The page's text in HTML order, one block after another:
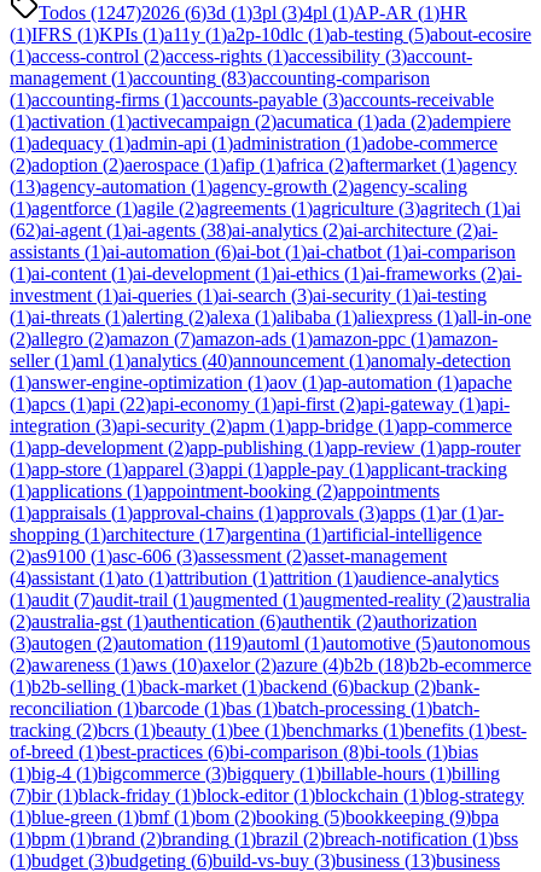
Todos (1247)2026 (6)3d (1)3pl (3)4pl (1)AP-AR (1)HR
(1)IFRS (1)KPIs (1)a11y (1)a2p-10dlc (1)ab-testing (5)about-ecosire
(1)access-control (2)access-rights (1)accessibility (3)account-
management (1)accounting (83)accounting-comparison
(1)accounting-firms (1)accounts-payable (3)accounts-receivable
(1)activation (1)activecampaign (2)acumatica (1)ada (2)adempiere
(1)adequacy (1)admin-api (1)administration (1)adobe-commerce
(2)adoption (2)aerospace (1)afip (1)africa (2)aftermarket (1)agency
(13)agency-automation (1)agency-growth (2)agency-scaling
(1)agentforce (1)agile (2)agreements (1)agriculture (3)agritech (1)ai
(62)ai-agent (1)ai-agents (38)ai-analytics (2)ai-architecture (2)ai-
assistants (1)ai-automation (6)ai-bot (1)ai-chatbot (1)ai-comparison
(1)ai-content (1)ai-development (1)ai-ethics (1)ai-frameworks (2)ai-
investment (1)ai-queries (1)ai-search (3)ai-security (1)ai-testing
(1)ai-threats (1)alerting (2)alexa (1)alibaba (1)aliexpress (1)all-in-one
(2)allegro (2)amazon (7)amazon-ads (1)amazon-ppc (1)amazon-
seller(1)aml (1)analytics (40)announcement (1)anomaly-detection
(1)answer-engine-optimization (1)aov (1)ap-automation (1)apache
(1)apcs (1)api (22)api-economy (1)api-first (2)api-gateway (1)api-
integration (3)api-security (2)apm (1)app-bridge (1)app-commerce
(1)app-development (2)app-publishing (1)app-review (1)app-router
(1)app-store (1)apparel (3)appi (1)apple-pay (1)applicant-tracking
(1)applications (1)appointment-booking (2)appointments
(1)appraisals (1)approval-chains (1)approvals (3)apps (1)ar(1)ar-
shopping (1)architecture (17)argentina (1)artificial-intelligence
(2)as9100 (1)asc-606 (3)assessment (2)asset-management
(4)assistant (1)ato (1)attribution (1)attrition (1)audience-analytics
(1)audit (7)audit-trail (1)augmented (1)augmented-reality (2)australia
(2)australia-gst (1)authentication (6)authentik (2)authorization
(3)autogen (2)automation (119)automl (1)automotive (5)autonomous
(2)awareness (1)aws (10)axelor(2)azure (4)b2b (18)b2b-ecommerce
(1)b2b-selling (1)back-market (1)backend (6)backup (2)bank-
reconciliation (1)barcode (1)bas (1)batch-processing (1)batch-
tracking (2)bcrs (1)beauty (1)bee (1)benchmarks (1)benefits (1)best-
of-breed (1)best-practices (6)bi-comparison (8)bi-tools (1)bias
(1)big-4 (1)bigcommerce (3)bigquery (1)billable-hours (1)billing
(7)bir(1)black-friday (1)block-editor(1)blockchain (1)blog-strategy
(1)blue-green (1)bmf(1)bom (2)booking (5)bookkeeping (9)bpa
(1)bpm (1)brand (2)branding (1)brazil (2)breach-notification (1)bss
(1)budget (3)budgeting (6)build-vs-buy (3)business (13)business